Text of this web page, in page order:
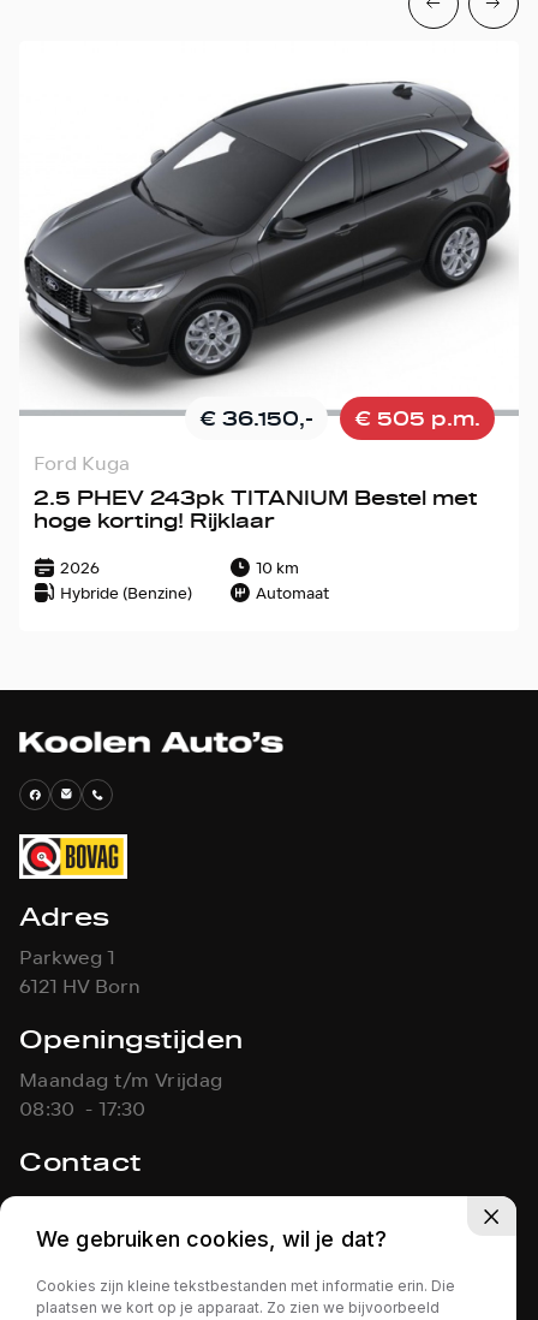
€ 36.150,- € 505 p.m.
Ford Kuga
2.5 PHEV 243pk TITANIUM Bestel met
hoge korting! Rijklaar
2026
10 km
Hybride (Benzine)
Automaat
Adres
Parkweg 1
6121 HV Born
Openingstijden
Maandag t/m Vrijdag
08:30 - 17:30
Contact
046-4861451
info@koolen-autos.nl
Privacy policy
We gebruiken cookies, wil je dat?
Cookies zijn kleine tekstbestanden met informatie erin. Die
plaatsen we kort op je apparaat. Zo zien we bijvoorbeeld